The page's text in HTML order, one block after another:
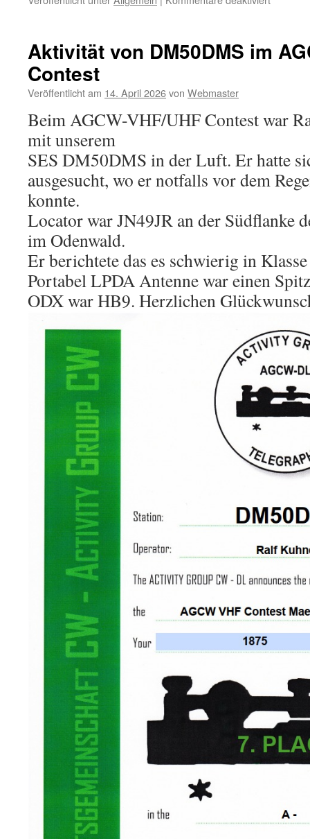
–
VFDB
Aktivität von DM50DMS im
Contest
Veröffentlicht am 14. April 2026von Webmaster
Beim AGCW-VHF/UHF Contest war
mit unserem
SES DM50DMS in der Luft. Er hatte
ausgesucht, wo er notfalls vor dem
konnte.
Locator war JN49JR an der Südflanke
im Odenwald.
Er berichtete das es schwierig in
Portabel LPDA Antenne war einen
ODX war HB9. Herzlichen